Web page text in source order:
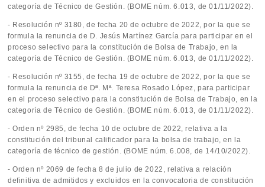
categoría de Técnico de Gestión. (BOME núm. 6.013, de 01/11/2022).
- Resolución nº 3180, de fecha 20 de octubre de 2022, por la que se
formula la renuncia de D. Jesús Martínez García para participar en el
proceso selectivo para la constitución de Bolsa de Trabajo, en la
categoría de Técnico de Gestión. (BOME núm. 6.013, de 01/11/2022).
- Resolución nº 3155, de fecha 19 de octubre de 2022, por la que se
formula la renuncia de Dª. Mª. Teresa Rosado López, para participar
en el proceso selectivo para la constitución de Bolsa de Trabajo, en la
categoría de Técnico de Gestión. (BOME núm. 6.013, de 01/11/2022).
- Orden nº 2985, de fecha 10 de octubre de 2022, relativa a la
constitución del tribunal calificador para la bolsa de trabajo, en la
categoría de técnico de gestión. (BOME núm. 6.008, de 14/10/2022).
- Orden nº 2069 de fecha 8 de julio de 2022, relativa a relación
definitiva de admitidos y excluidos en la convocatoria de constitución